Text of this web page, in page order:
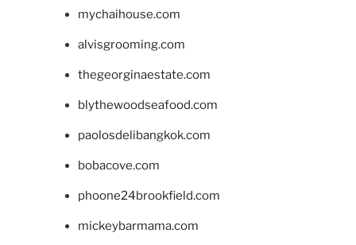
mychaihouse.com
alvisgrooming.com
thegeorginaestate.com
blythewoodseafood.com
paolosdelibangkok.com
bobacove.com
phoone24brookfield.com
mickeybarmama.com